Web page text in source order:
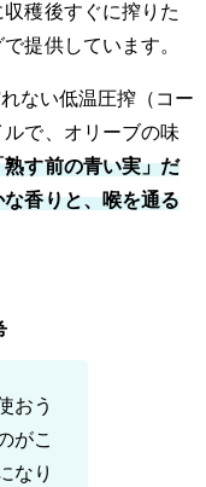
穫後すぐに搾りた
提供しています。
ない低温圧搾（コー
で、オリーブの味
熟す前の青い実」だ
香りと、喉を通る
おう
がこ
なり